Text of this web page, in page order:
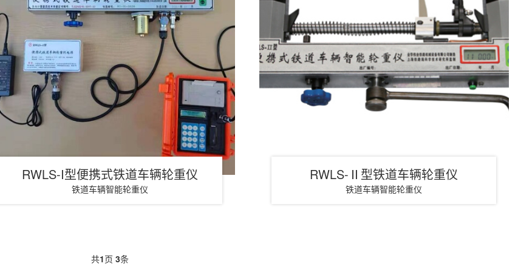
RWLS-I型便携式铁道车辆轮重仪
铁道车辆智能轮重仪
RWLS-Ⅱ型铁道车辆轮重仪
铁道车辆智能轮重仪
共1页 3条